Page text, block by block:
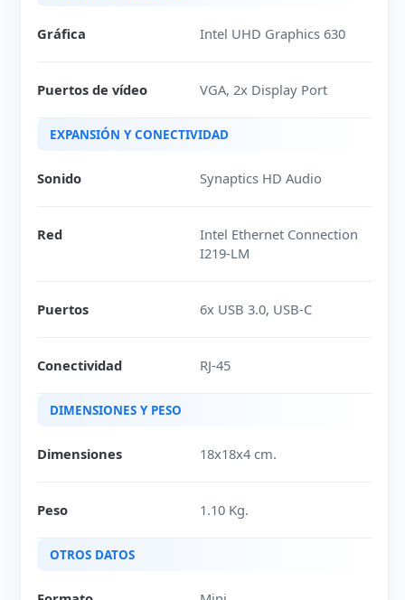
Gráfica Intel UHD Graphics 630
Puertos de vídeo VGA, 2x Display Port
EXPANSIÓN Y CONECTIVIDAD
Sonido Synaptics HD Audio
Red
Intel Ethernet Connection
I219-LM
Puertos 6x USB 3.0, USB-C
Conectividad RJ-45
DIMENSIONES Y PESO
Dimensiones 18x18x4 cm.
Peso 1.10 Kg.
OTROS DATOS